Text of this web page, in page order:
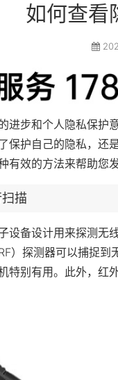
如何查看
进步和个人隐私保护
保护自己的隐私，还
有效的方法来帮助您
描
设备设计用来探测无
）探测器可以捕捉
特别有用。此外，红